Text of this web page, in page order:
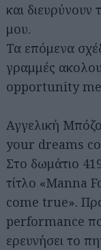
και διευρύνουν
μου.
Τα επόμενα
γραμμές
opportunity
Αγγελική
your dreams
Στο δωμάτιο
τίτλο «Manna
come true».
performance
ερευνήσει το